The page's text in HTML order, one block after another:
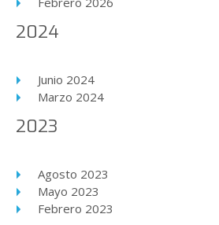
2024
Junio 2024
Marzo 2024
2023
Agosto 2023
Mayo 2023
Febrero 2023